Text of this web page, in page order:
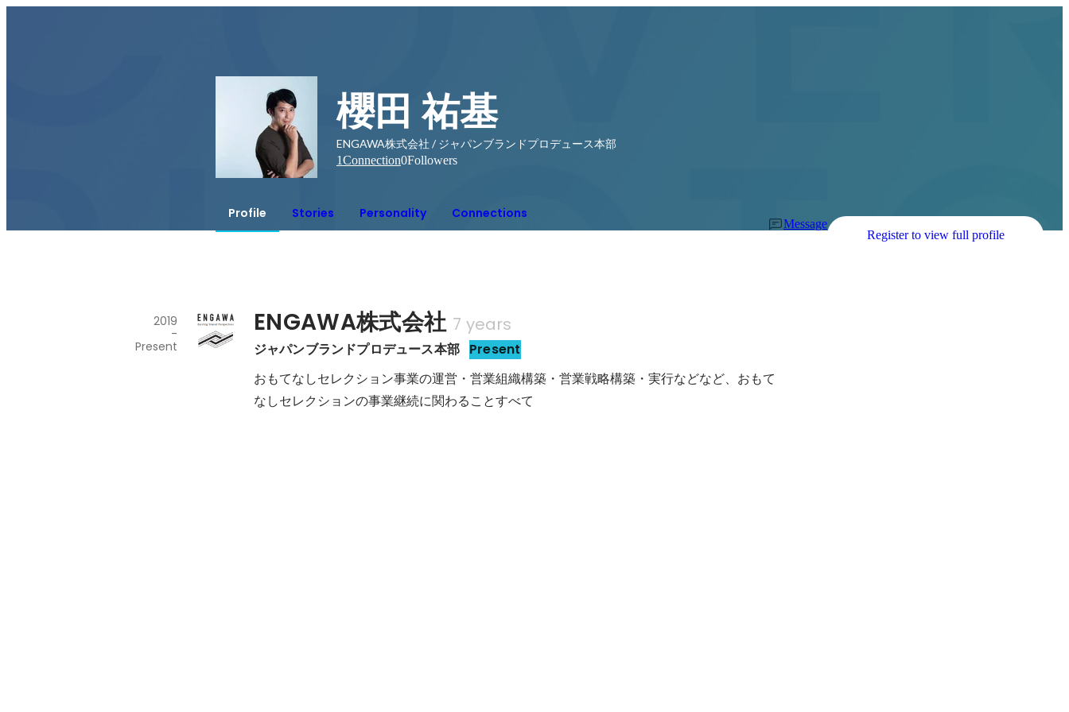
櫻田 祐基
ENGAWA株式会社 / ジャパンブランドプロデュース本部
1Connection0Followers
Profile Stories Personality Connections
Message
Register to view full profile
ENGAWA株式会社 7 years
ジャパンブランドプロデュース本部 Present
2019
-
Present
おもてなしセレクション事業の運営・営業組織構築・営業戦略構築・実行などなど、おもて
なしセレクションの事業継続に関わることすべて